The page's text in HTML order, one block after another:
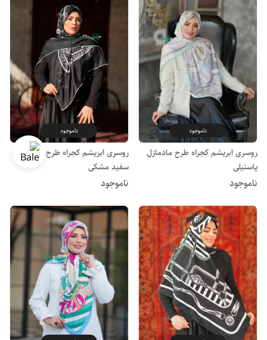
ناموجود
روسری ابریشم کجراه طرح مادمازل
پاستیلی
ناموجود
ناموجود
روسری ابریشم کجراه طرح امپراطور
سفید مشکی
ناموجود